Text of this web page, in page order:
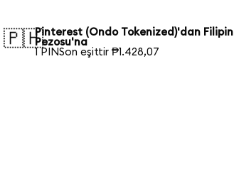
🇵🇭Pinterest (Ondo Tokenized)'dan Filipin
Pezosu'na
1 PINSon eşittir ₱1.428,07